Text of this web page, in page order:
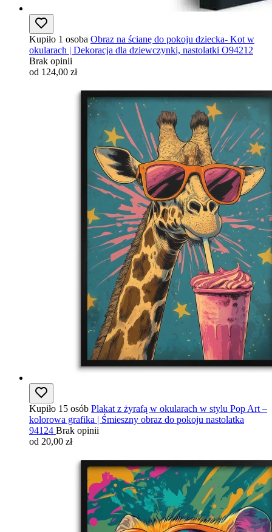
Kupiło 1 osoba Obraz na ścianę do pokoju dziecka- Kot w
okularach | Dekoracja dla dziewczynki, nastolatki O94212
Brak opinii
od 124,00 zł
Kupiło 15 osób Plakat z żyrafą w okularach w stylu Pop Art –
kolorowa grafika | Śmieszny obraz do pokoju nastolatka
94124 Brak opinii
od 20,00 zł